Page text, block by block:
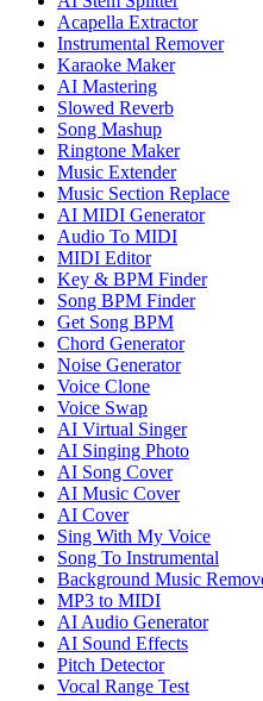
Acapella Extractor
Instrumental Remover
Karaoke Maker
AI Mastering
Slowed Reverb
Song Mashup
Ringtone Maker
Music Extender
Music Section Replace
AI MIDI Generator
Audio To MIDI
MIDI Editor
Key & BPM Finder
Song BPM Finder
Get Song BPM
Chord Generator
Noise Generator
Voice Clone
Voice Swap
AI Virtual Singer
AI Singing Photo
AI Song Cover
AI Music Cover
AI Cover
Sing With My Voice
Song To Instrumental
Background Music
MP3 to MIDI
AI Audio Generator
AI Sound Effects
Pitch Detector
Vocal Range Test